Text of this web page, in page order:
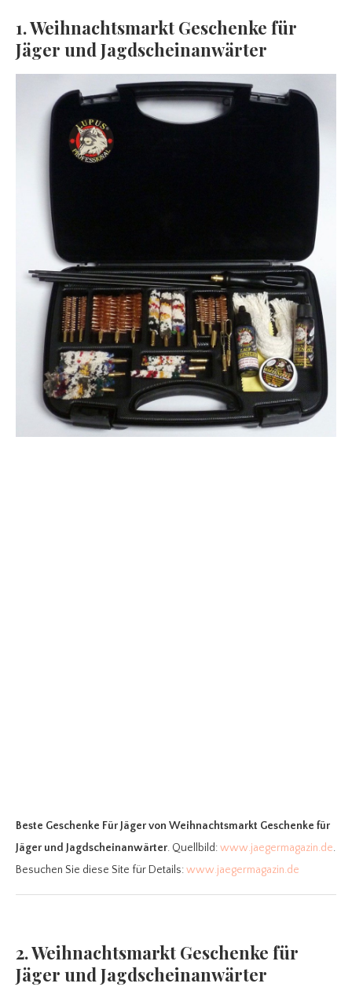
1. Weihnachtsmarkt Geschenke für
Jäger und Jagdscheinanwärter
Beste Geschenke Für Jägervon Weihnachtsmarkt Geschenke für
Jäger und Jagdscheinanwärter. Quellbild:www.jaegermagazin.de.
Besuchen Sie diese Site für Details:www.jaegermagazin.de
2. Weihnachtsmarkt Geschenke für
Jäger und Jagdscheinanwärter